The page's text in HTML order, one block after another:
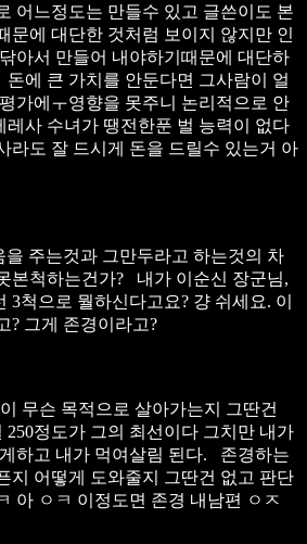
어느정도는 만들수 있고 글쓴이도 본
문에 대단한 것처럼 보이지 않지만 인
아서 만들어 내야하기때문에 대단하
돈에 큰 가치를 안둔다면 그사람이 얼
가에ㅜ영향을 못주니 논리적으로 안
레사 수녀가 땡전한푼 벌 능력이 없다
라도 잘 드시게 돈을 드릴수 있는거 아
을 주는것과 그만두라고 하는것의 차
본척하는건가?
내가 이순신 장군님,
3척으로 뭘하신다고요? 걍 쉬세요. 이
? 그게 존경이라고?
무슨 목적으로 살아가는지 그딴건
250정도가 그의 최선이다 그치만 내가
하고 내가 먹여살림 된다.
존경하는
지 어떻게 도와줄지 그딴건 없고 판단
아 ㅇㅋ 이정도면 존경 내남편 ㅇㅈ